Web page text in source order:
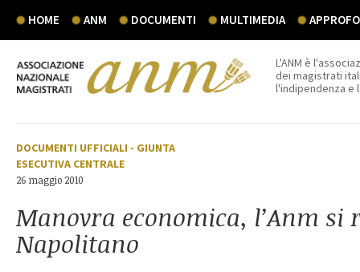
HOME ANM DOCUMENTI MULTIMEDIA
L'ANM è
dei magistrati
l'indipendenza e
DOCUMENTI UFFICIALI - GIUNTA
ESECUTIVA CENTRALE
26 maggio 2010
Manovra economica, l’Anm si
Napolitano